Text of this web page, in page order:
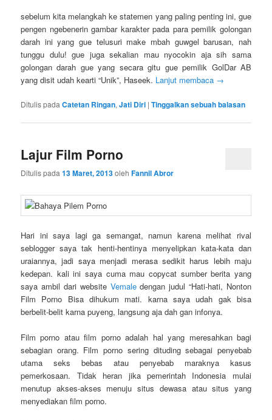
sebelum kita melangkah ke statemen yang paling penting ini, gue
pengen ngebenerin gambar karakter pada para pemilik golongan
darah ini yang gue telusuri make mbah guwgel barusan, nah
tunggu dulu! gue juga sekalian mau nyocokin aja sih sama
golongan darah gue yang secara gitu gue pemilik GolDar AB
yang disit udah kearti “Unik”, Haseek. Lanjut membaca →
Ditulis pada Catetan Ringan,Jati Diri |Tinggalkan sebuah balasan
Lajur Film Porno
Ditulis pada13 Maret, 2013olehFannil Abror
Hari ini saya lagi ga semangat, namun karena melihat rival
seblogger saya tak henti-hentinya menyelipkan kata-kata dan
uraiannya, jadi saya menjadi merasa sedikit harus lebih maju
kedepan. kali ini saya cuma mau copycat sumber berita yang
saya ambil dari website Vemaledengan judul “Hati-hati, Nonton
Film Porno Bisa dihukum mati. karna saya udah gak bisa
berbelit-belit karna puyeng, langsung aja dah gan infonya.
Film porno atau film porno adalah hal yang meresahkan bagi
sebagian orang. Film porno sering dituding sebagai penyebab
utama seks bebas atau penyebab maraknya kasus
pemerkosaan. Tidak heran jika pemerintah Indonesia mulai
menutup akses-akses menuju situs dewasa atau situs yang
menyediakan film porno.